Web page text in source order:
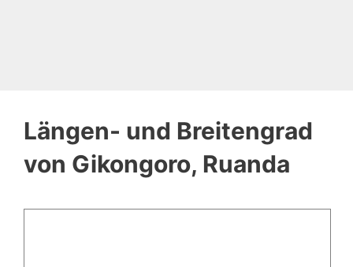
Längen- und Breitengrad
von Gikongoro, Ruanda